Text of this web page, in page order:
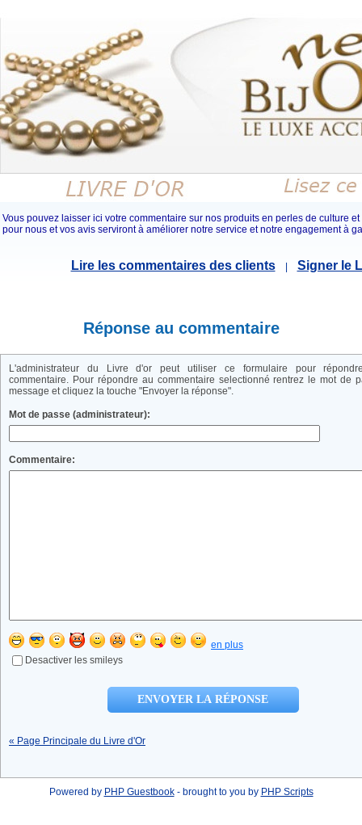
Vous pouvez laisser ici votre commentaire sur nos produits en perles de culture
pour nous et vos avis serviront à améliorer notre service et notre engagement à
Lire les commentaires des clients| Signer le
Réponse au commentaire
L'administrateur du Livre d'or peut utiliser ce formulaire pour
commentaire. Pour répondre au commentaire selectionné rentrez le mot de
message et cliquez la touche "Envoyer la réponse".
Mot de passe (administrateur):
Commentaire:
en plus
Desactiver les smileys
« Page Principale du Livre d'Or
Powered by PHP Guestbook- brought to you by PHP Scripts